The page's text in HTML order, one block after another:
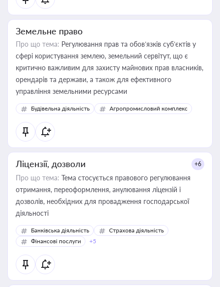
Земельне право
Про що тема: Регулювання прав та обов’язків суб’єктів у
сфері користування землею, земельний сервітут, що є
критично важливим для захисту майнових прав власників,
орендарів та держави, а також для ефективного
управління земельними ресурсами
Будівельна діяльність Агропромисловий комплекс
Ліцензії, дозволи +6
Про що тема: Тема стосується правового регулювання
отримання, переоформлення, анулювання ліцензій і
дозволів, необхідних для провадження господарської
діяльності
Банківська діяльність
Страхова діяльність
Фінансові послуги
+5